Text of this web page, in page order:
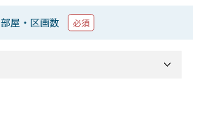
部屋・区画数 必須